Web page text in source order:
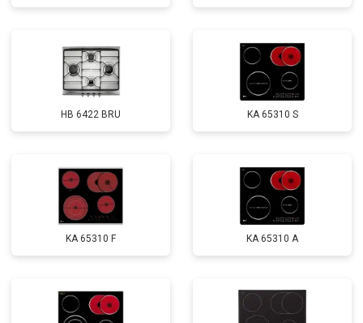
HB 6422 BRU KA 65310 S
KA 65310 F KA 65310 A